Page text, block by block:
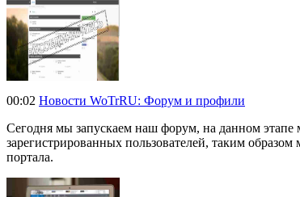
00:02 Новости WoTrRU: Форум и профили
Сегодня мы запускаем наш форум, на данном этапе
зарегистрированных пользователей, таким
портала.